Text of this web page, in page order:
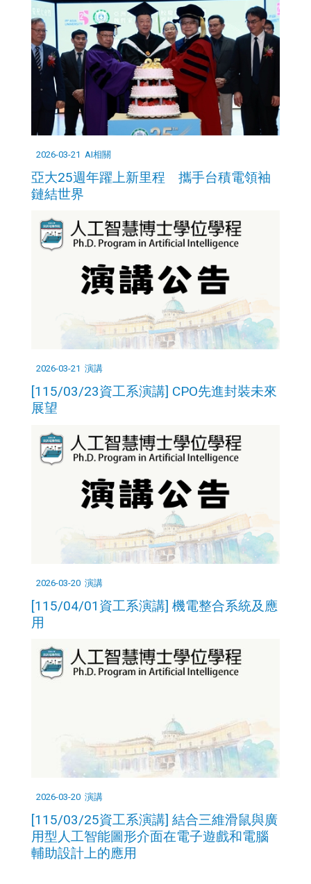
2026-03-21 AI相關
亞大25週年躍上新里程 攜手台積電領袖
鏈結世界
2026-03-21 演講
[115/03/23資工系演講] CPO先進封裝未來
展望
2026-03-20 演講
[115/04/01資工系演講] 機電整合系統及應
用
2026-03-20 演講
[115/03/25資工系演講] 結合三維滑鼠與廣
用型人工智能圖形介面在電子遊戲和電腦
輔助設計上的應用